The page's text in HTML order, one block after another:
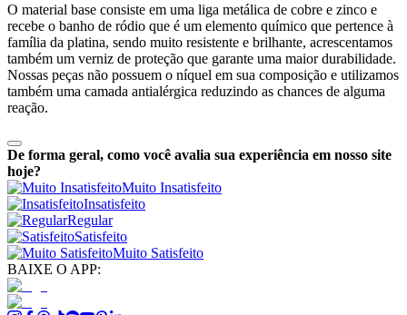
O material base consiste em uma liga metálica de cobre e zinco e
recebe o banho de ródio que é um elemento químico que pertence à
família da platina, sendo muito resistente e brilhante, acrescentamos
também um verniz de proteção que garante uma maior durabilidade.
Nossas peças não possuem o níquel em sua composição e utilizamos
também uma camada antialérgica reduzindo as chances de alguma
reação.
De forma geral, como você avalia sua experiência em nosso site
hoje?
Muito Insatisfeito
Insatisfeito
Regular
Satisfeito
Muito Satisfeito
BAIXE O APP: